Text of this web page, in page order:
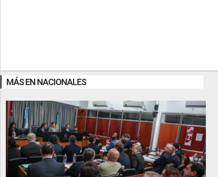
MÁS EN NACIONALES